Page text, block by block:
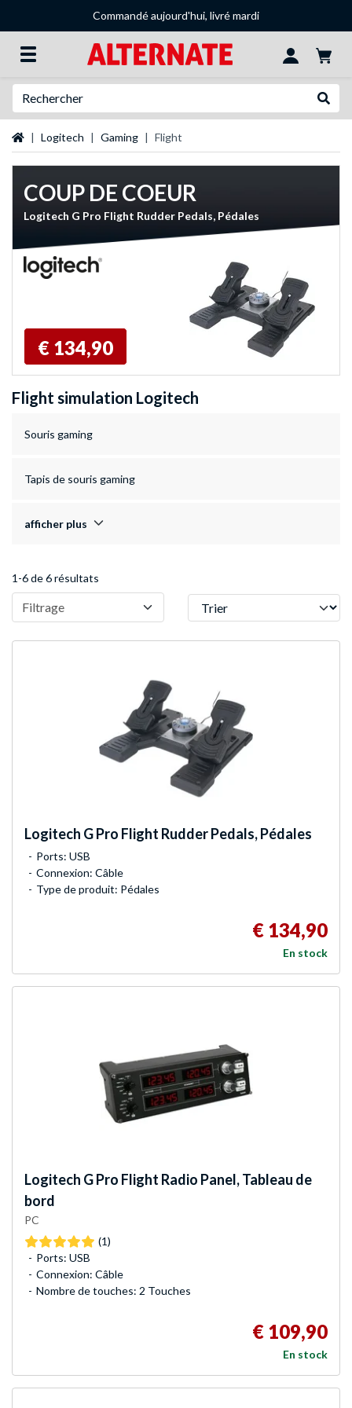
Commandé aujourd'hui, livré mardi
Page d'accueil
Logitech Gaming Flight
COUP DE COEUR
Logitech G Pro Flight Rudder Pedals, Pédales
€ 134,90
Flight simulation Logitech
Souris gaming
Tapis de souris gaming
afficher plus
1-6 de 6 résultats
Filtrage Trier
Logitech GPro Flight Rudder Pedals, Pédales
Ports: USB
Connexion: Câble
Type de produit: Pédales
€ 134,90
En stock
Logitech GPro Flight Radio Panel, Tableau de
bord
PC
(1)
Ports: USB
Connexion: Câble
Nombre de touches: 2 Touches
€ 109,90
En stock